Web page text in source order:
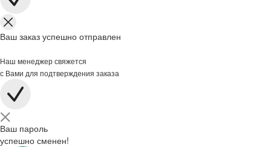
Ваш заказ успешно отправлен
Наш менеджер свяжется
с Вами для подтверждения заказа
Ваш пароль
успешно сменен!